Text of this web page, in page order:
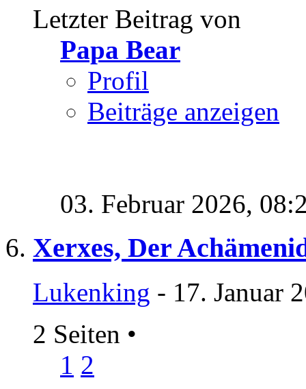
Letzter Beitrag von
Papa Bear
Profil
Beiträge anzeigen
03. Februar 2026,
Xerxes, Der
Lukenking - 17. Januar
2 Seiten •
1 2